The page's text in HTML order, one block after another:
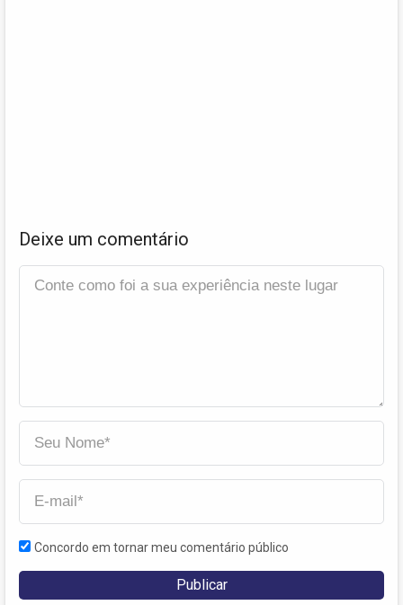
Deixe um comentário
Concordo em tornar meu comentário público